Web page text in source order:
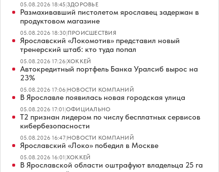
05.08.2026 18:45|ЗДОРОВЬЕ
Размахивавший пистолетом ярославец задержан в
продуктовом магазине
05.08.2026 18:30|ПРОИСШЕСТВИЯ
Ярославский «Локомотив» представил новый
тренерский штаб: кто туда попал
05.08.2026 17:26|ХОККЕЙ
Автокредитный портфель Банка Уралсиб вырос на
23%
05.08.2026 17:06|НОВОСТИ КОМПАНИЙ
В Ярославле появилась новая городская улица
05.08.2026 17:01|ОФИЦИАЛЬНО
Т2 признан лидером по числу бесплатных сервисов
кибербезопасности
05.08.2026 16:47|НОВОСТИ КОМПАНИЙ
Ярославский «Локо» победил в Москве
05.08.2026 16:01|ХОККЕЙ
В Ярославской области оштрафуют владельца 25 га